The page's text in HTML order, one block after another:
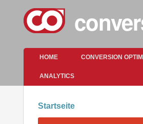
Hauptmenü
HOME CONVERSION
ANALYTICS
Sie sind hier
Startseite